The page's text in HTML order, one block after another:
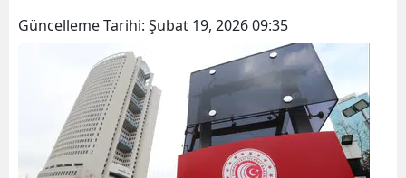
Güncelleme Tarihi: Şubat 19, 2026 09:35